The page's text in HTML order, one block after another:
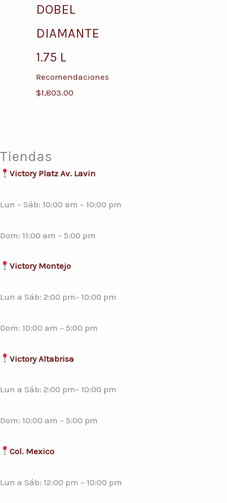
DOBEL
DIAMANTE
1.75 L
Recomendaciones
$1,803.00
Tiendas
Victory Platz Av. Lavin
Lun – Sáb: 10:00 am – 10:00 pm
Dom: 11:00 am – 5:00 pm
Victory Montejo
Lun a Sáb: 2:00 pm- 10:00 pm
Dom: 10:00 am – 5:00 pm
Victory Altabrisa
Lun a Sáb: 2:00 pm- 10:00 pm
Dom: 10:00 am – 5:00 pm
Col. Mexico
Lun a Sáb: 12:00 pm – 10:00 pm